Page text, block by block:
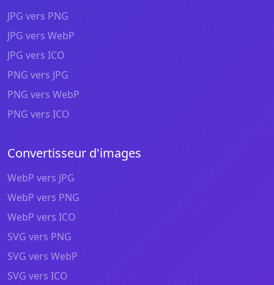
JPG vers PNG
JPG vers WebP
JPG vers ICO
PNG vers JPG
PNG vers WebP
PNG vers ICO
Convertisseur d'images
WebP vers JPG
WebP vers PNG
WebP vers ICO
SVG vers PNG
SVG vers WebP
SVG vers ICO